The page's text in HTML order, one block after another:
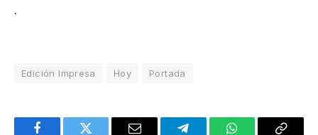
.
Edición Impresa Hoy Portada